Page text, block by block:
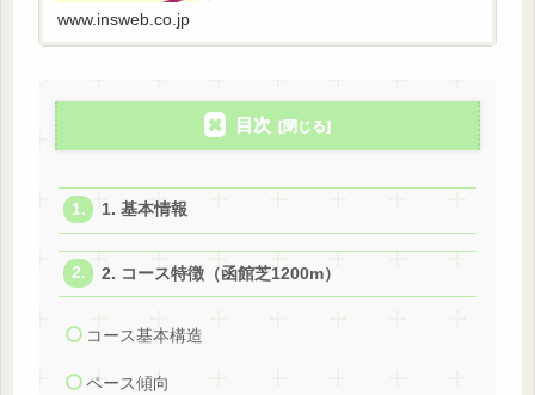
www.insweb.co.jp
目次
1. 基本情報
2. コース特徴（函館芝1200m）
コース基本構造
ペース傾向